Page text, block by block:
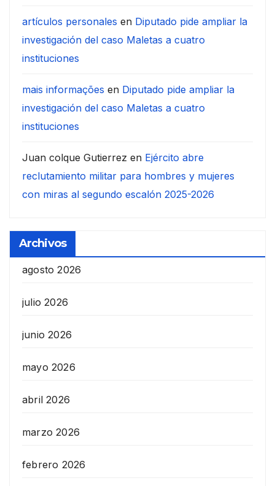
artículos personales en Diputado pide ampliar la
investigación del caso Maletas a cuatro
instituciones
mais informações en Diputado pide ampliar la
investigación del caso Maletas a cuatro
instituciones
Juan colque Gutierrez en Ejército abre
reclutamiento militar para hombres y mujeres
con miras al segundo escalón 2025-2026
Archivos
agosto 2026
julio 2026
junio 2026
mayo 2026
abril 2026
marzo 2026
febrero 2026